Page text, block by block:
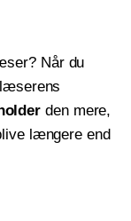
Når du
den mere,
længere end